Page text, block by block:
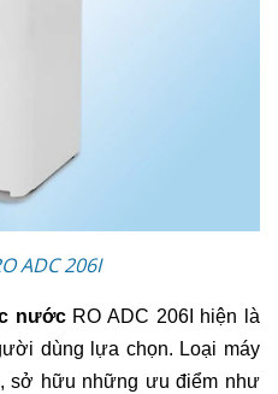
ADC 206I
nước RO ADC 206I hiện là
dùng lựa chọn. Loại máy
sở hữu những ưu điểm như